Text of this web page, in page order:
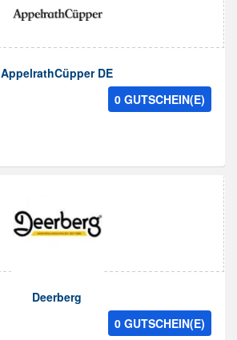
AppelrathCüpper DE
0 GUTSCHEIN(E)
Deerberg
0 GUTSCHEIN(E)